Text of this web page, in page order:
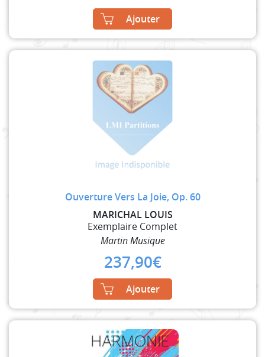
Ajouter
Ouverture Vers La Joie, Op. 60
MARICHAL LOUIS
Exemplaire Complet
Martin Musique
237,90€
Ajouter